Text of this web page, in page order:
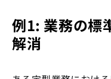
例1: 業務の標
解消